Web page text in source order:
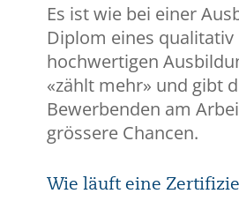
Es ist wie bei einer
Diplom eines qualitativ
hochwertigen
«zählt mehr» und gibt
Bewerbenden am
grössere Chancen.
Wie läuft eine